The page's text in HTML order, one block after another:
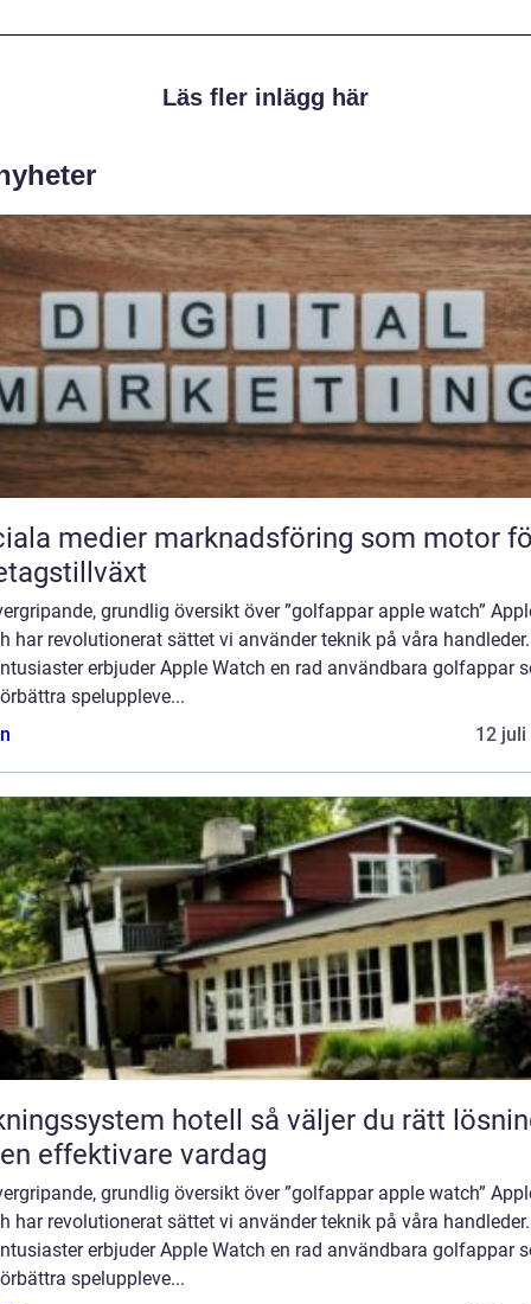
Läs fler inlägg här
medier marknadsföring som motor
grundlig översikt över ”golfappar apple watch”
har revolutionerat sättet vi använder teknik på våra
erbjuder Apple Watch en rad användbara golfappar
speluppleve...
12 juli
hotell så väljer du rätt lösning
effektivare vardag
grundlig översikt över ”golfappar apple watch”
har revolutionerat sättet vi använder teknik på våra
erbjuder Apple Watch en rad användbara golfappar
speluppleve...